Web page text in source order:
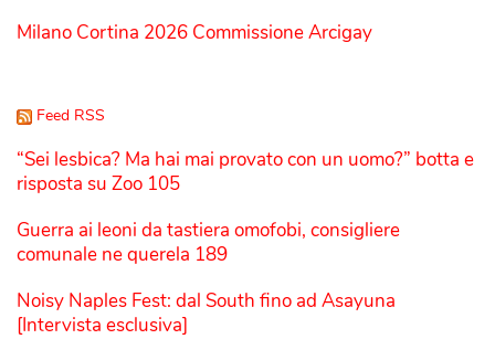
Milano Cortina 2026 Commissione Arcigay
Feed RSS
“Sei lesbica? Ma hai mai provato con un uomo?” botta e
risposta su Zoo 105
Guerra ai leoni da tastiera omofobi, consigliere
comunale ne querela 189
Noisy Naples Fest: dal South fino ad Asayuna
[Intervista esclusiva]